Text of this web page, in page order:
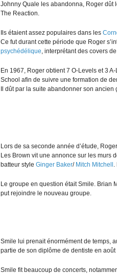
Johnny Quale les abandonna, Roger dût
The Reaction.
Ils étaient assez populaires dans les
Ce fut durant cette période que Roger
psychédélique, interprétant des covers de
En 1967, Roger obtient 7 O-Levels et 3
School afin de suivre une formation de
Il dût par la suite abandonner son
Lors de sa seconde année d’étude,
Les Brown vit une annonce sur les murs
batteur style Ginger Baker/ Mitch Mitchell .
Le groupe en question était Smile. Brian
put rejoindre le nouveau groupe.
Smile lui prenait énormément de temps,
partie de son diplôme de dentiste en août
Smile fit beaucoup de concerts,